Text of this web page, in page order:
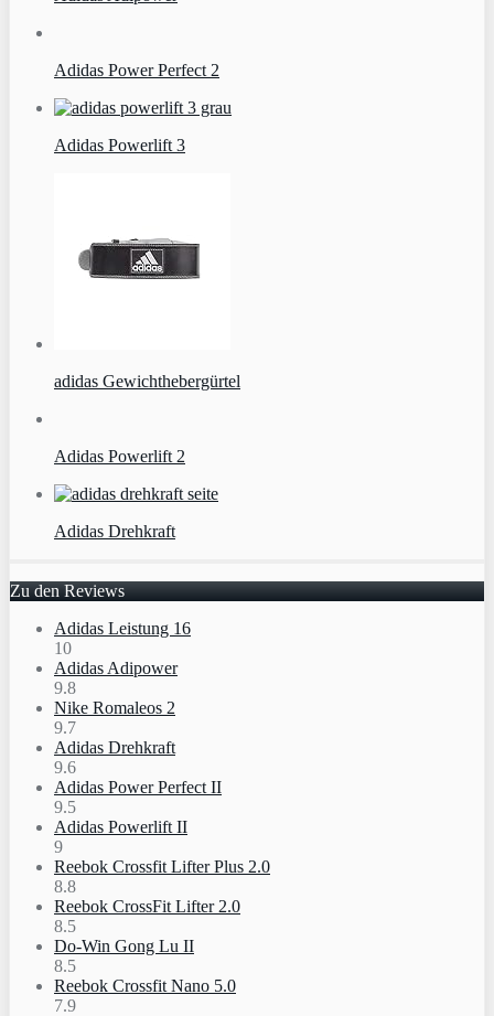
Adidas Power Perfect 2
Adidas Powerlift 3
adidas Gewichthebergürtel
Adidas Powerlift 2
Adidas Drehkraft
Zu den Reviews
Adidas Leistung 16
10
Adidas Adipower
9.8
Nike Romaleos 2
9.7
Adidas Drehkraft
9.6
Adidas Power Perfect II
9.5
Adidas Powerlift II
9
Reebok Crossfit Lifter Plus 2.0
8.8
Reebok CrossFit Lifter 2.0
8.5
Do-Win Gong Lu II
8.5
Reebok Crossfit Nano 5.0
7.9